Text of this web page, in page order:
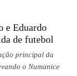
e Eduardo
de futebol
principal da
o Numanice